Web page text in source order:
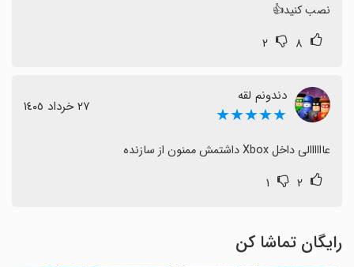
نصب کنید👍
۸ ۲
دندونم لقه
★★★★★ ٢٧ خرداد ١٤٠٥
عاااااالی داخل Xbox داشتمش ممنون از سازنده
۲ ۱
رایگان تماشا کن